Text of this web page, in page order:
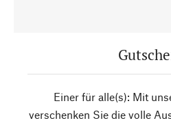
Einer für alle(s): Mit
verschenken Sie die volle